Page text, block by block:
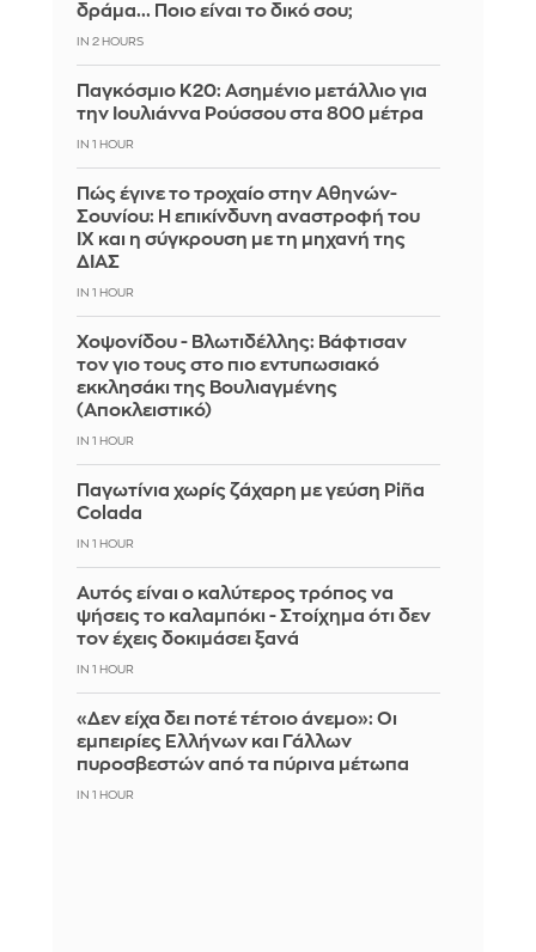
δράμα... Ποιο είναι το δικό σου;
IN 2 HOURS
Παγκόσμιο Κ20: Ασημένιο μετάλλιο για
την Ιουλιάννα Ρούσσου στα 800 μέτρα
IN 1 HOUR
Πώς έγινε το τροχαίο στην Αθηνών-
Σουνίου: Η επικίνδυνη αναστροφή του
ΙΧ και η σύγκρουση με τη μηχανή της
ΔΙΑΣ
IN 1 HOUR
Χοψονίδου - Βλωτιδέλλης: Βάφτισαν
τον γιο τους στο πιο εντυπωσιακό
εκκλησάκι της Βουλιαγμένης
(Αποκλειστικό)
IN 1 HOUR
Παγωτίνια χωρίς ζάχαρη με γεύση Piña
Colada
IN 1 HOUR
Αυτός είναι ο καλύτερος τρόπος να
ψήσεις το καλαμπόκι - Στοίχημα ότι δεν
τον έχεις δοκιμάσει ξανά
IN 1 HOUR
«Δεν είχα δει ποτέ τέτοιο άνεμο»: Οι
εμπειρίες Ελλήνων και Γάλλων
πυροσβεστών από τα πύρινα μέτωπα
IN 1 HOUR